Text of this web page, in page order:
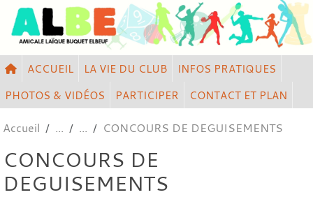
ACCUEIL LA VIE DU CLUB
INFOS PRATIQUES
PHOTOS & VIDÉOS
PARTICIPER CONTACT ET PLAN
Accueil CONCOURS DE DEGUISEMENTS
CONCOURS DE
DEGUISEMENTS
Panneau de gestion des cookies